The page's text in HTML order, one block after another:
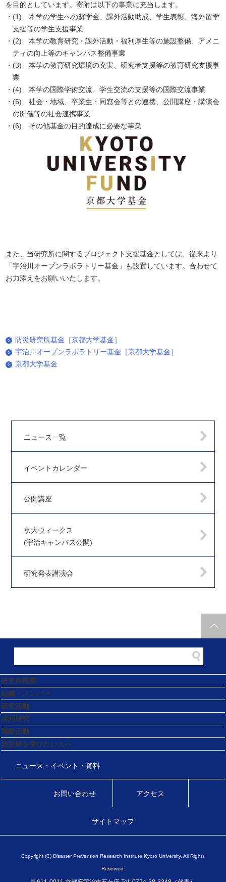
を目的としています。寄附は以下の事業に充当します。
(1)
本学の学生への奨学金、課外活動助成、学生表彰、海外留学
支援等の学生支援事業
(2)本学の教育研究・課外活動・福利厚生等の施設整備、アメニ
ティの向上等のキャンパス整備事業
(3)本学の教育研究環境の充実、研究者支援等の教育研究支援事
業
(4)本学の国際学術交流、学生交流の支援等の国際交流事業
(5)社会・地域、卒業生・同窓会等との連携、公開講座・講演会
の開催等の社会連携事業
(6) その他基金の目的達成に必要な事業
また、当研究所に関するプロジェクト支援基金としては、従来より
「宇治川オープンラボラトリー基金」も設置しています。合わせて
お力添えをお願いいたします。
防災研究所基金［京都大学基金］
宇治川オープンラボラトリー基金［京都大学基金］
京都大学基金
ニュース一覧
イベントカレンダー
公開講座
京大ウィークス
(宇治キャンパス公開)
研究発表講演会
研究所概要
組織・メンバー
研究活動
共同研究
国際活動
防災研を学びたい人へ
ニュース・イベント・資料
お問い合わせ アクセス
サイトマップ
Copyright (C) Disaster Prevention Research Institute Kyoto University. All Rights
Reserved.